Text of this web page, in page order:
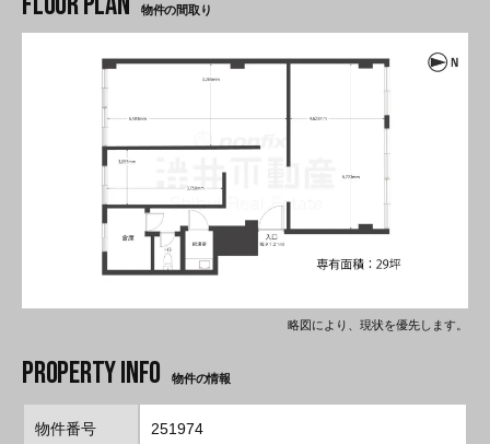
物件の間取り
略図により、現状を優先します。
物件の情報
物件番号 251974